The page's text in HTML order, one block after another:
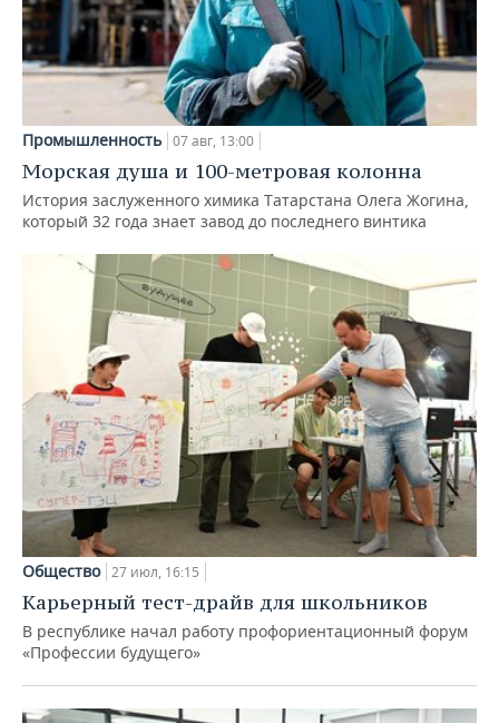
Промышленность 07 авг, 13:00
Морская душа и 100-метровая колонна
История заслуженного химика Татарстана Олега Жогина,
который 32 года знает завод до последнего винтика
Общество 27 июл, 16:15
Карьерный тест-драйв для школьников
В республике начал работу профориентационный форум
«Профессии будущего»